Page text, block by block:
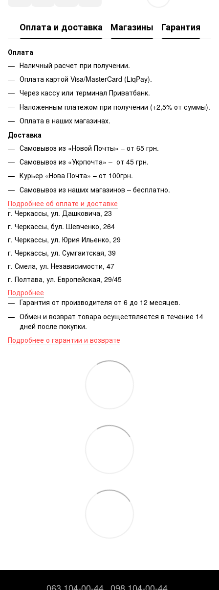
Оплата и доставка Магазины Гарантия
Оплата
Наличный расчет при получении.
Оплата картой Visa/MasterCard (LiqPay).
Через кассу или терминал Приватбанк.
Наложенным платежом при получении (+2,5% от суммы).
Оплата в наших магазинах.
Доставка
Самовывоз из «Новой Почты» – от 65 грн.
Самовывоз из «Укрпочта» – от 45 грн.
Курьер «Нова Почта» – от 100грн.
Самовывоз из наших магазинов – бесплатно.
Подробнее об оплате и доставке
г. Черкассы, ул. Дашковича, 23
г. Черкассы, бул. Шевченко, 264
г. Черкассы, ул. Юрия Ильенко, 29
г. Черкассы, ул. Сумгаитская, 39
г. Смела, ул. Независимости, 47
г. Полтава, ул. Европейская, 29/45
Подробнее
Гарантия от производителя от 6 до 12 месяцев.
Обмен и возврат товара осуществляется в течение 14
дней после покупки.
Подробнее о гарантии и возврате